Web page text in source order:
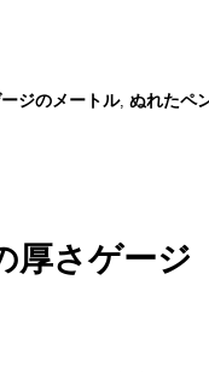
ジのメートル, ぬれたペ
厚さゲージ